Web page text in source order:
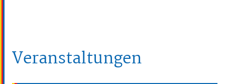
Veranstaltungen